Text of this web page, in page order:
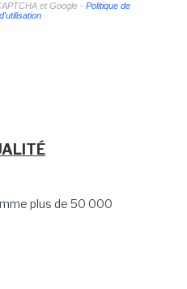
et Google - Politique de
plus de 50 000